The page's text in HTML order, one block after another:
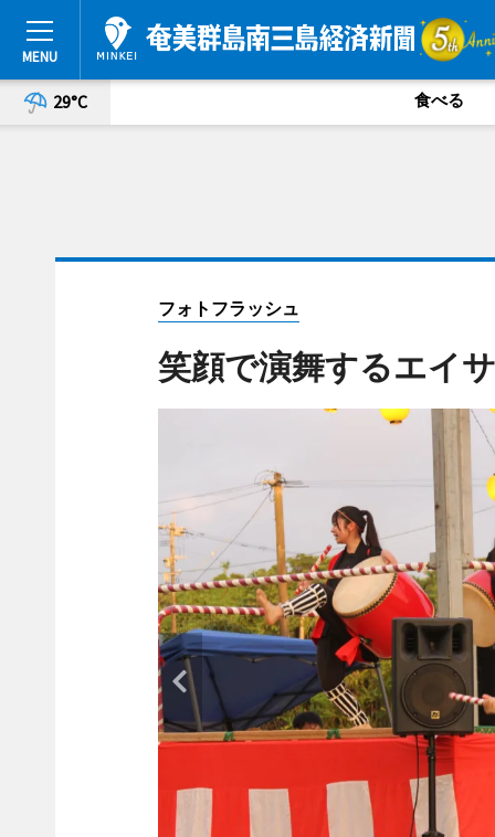
29°C 食べる
フォトフラッシュ
笑顔で演舞するエイ